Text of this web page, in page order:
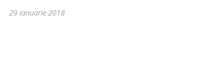
29 ianuarie 2018